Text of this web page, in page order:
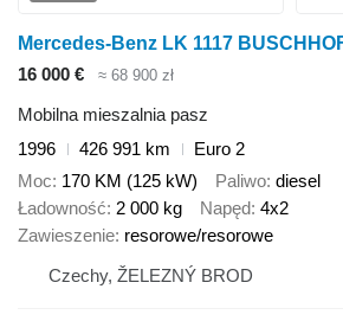
Mercedes-Benz LK 1117
16 000 €
≈ 68 900 zł
Mobilna mieszalnia pasz
1996
426 991 km
Euro 2
Moc 170 KM (125 kW) Paliwo diesel
Ładowność 2 000 kg Napęd 4x2
Zawieszenie resorowe/resorowe
Czechy, ŽELEZNÝ BROD